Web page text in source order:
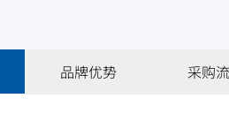
品牌优势 采购